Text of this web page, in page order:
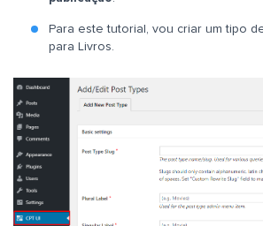
Para este tutorial, vou criar um tipo
para Livros.